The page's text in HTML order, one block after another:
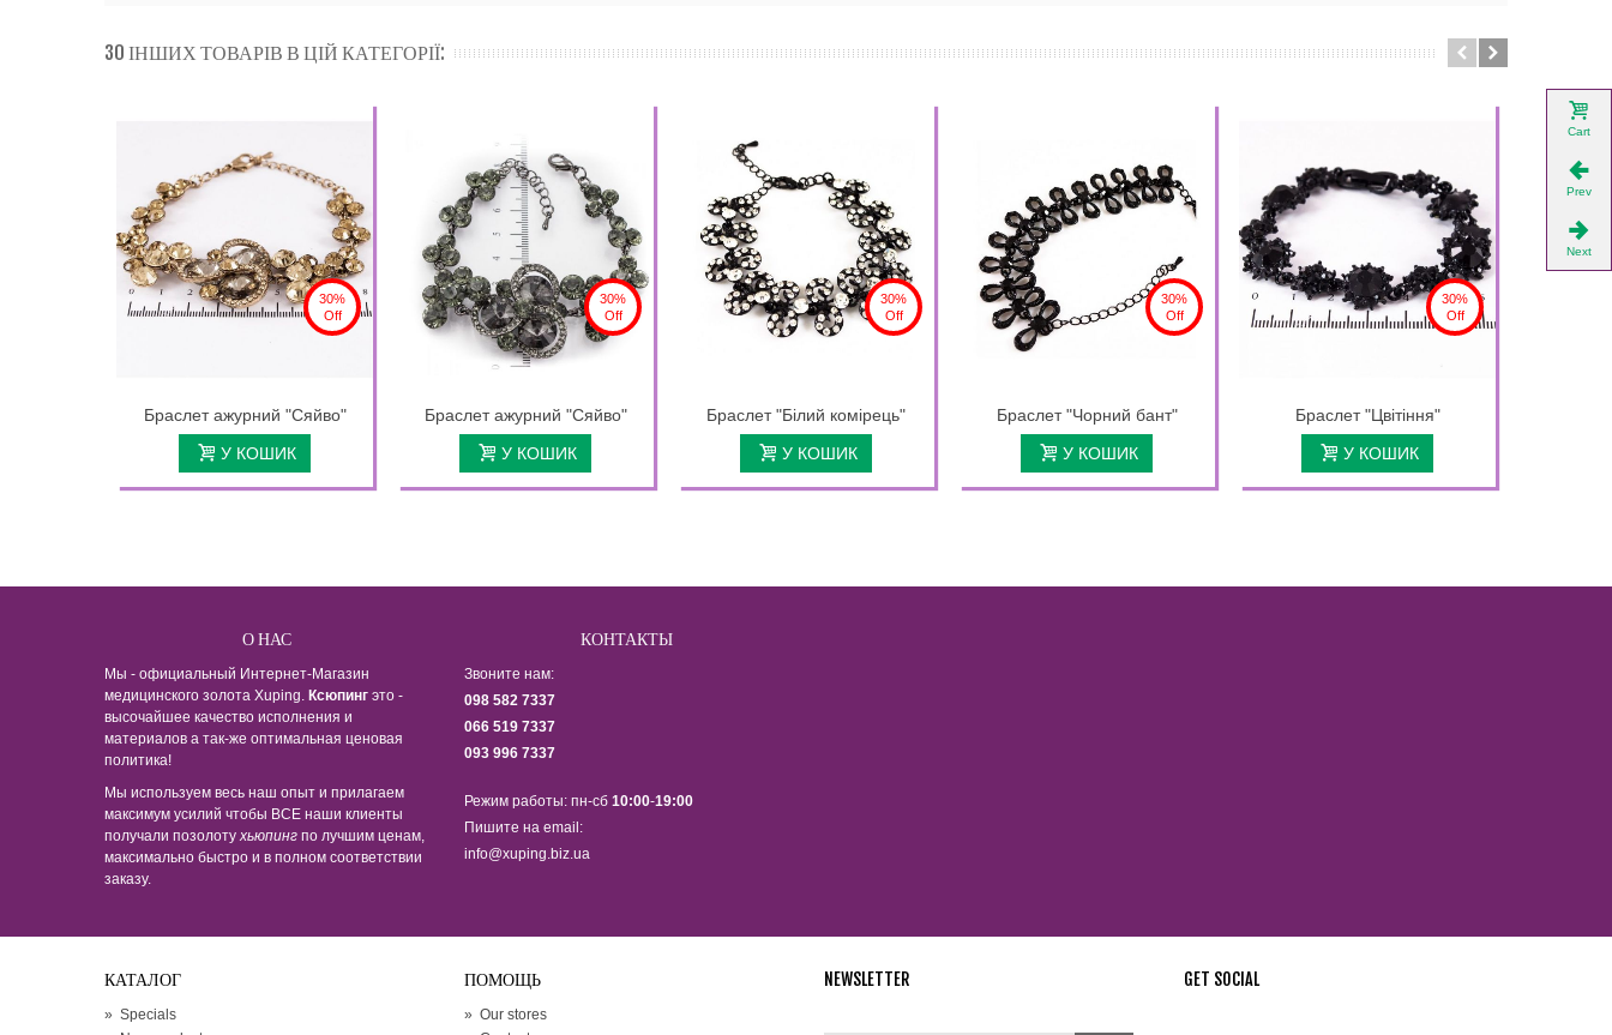
30 ІНШИХ ТОВАРІВ В ЦІЙ КАТЕГОРІЇ:
30%
Off
Браслет ажурний "Сяйво"
У КОШИК
30%
Off
Браслет ажурний "Сяйво"
У КОШИК
30%
Off
Браслет "Білий комірець"
У КОШИК
30%
Off
Браслет "Чорний бант"
У КОШИК
30%
Off
Браслет "Цвітіння"
У КОШИК
О НАС
Мы - официальный Интернет-Магазин
медицинского золота Xuping. Ксюпинг это -
высочайшее качество исполнения и
материалов а так-же оптимальная ценовая
политика!
Мы используем весь наш опыт и прилагаем
максимум усилий чтобы ВСЕ наши клиенты
получали позолотухьюпинг по лучшим ценам,
максимально быстро и в полном соответствии
заказу.
КОНТАКТЫ
Звоните нам:
098 582 7337
066 519 7337
093 996 7337
Режим работы: пн-сб 10:00-19:00
Пишите на email:
info@xuping.biz.ua
КАТАЛОГ
» Specials
ПОМОЩЬ
» Our stores
NEWSLETTER GET SOCIAL
Cart
Prev
Next